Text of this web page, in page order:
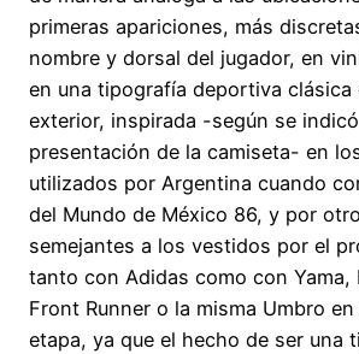
primeras apariciones, más
nombre y dorsal del jugador, en
en una tipografía deportiva clásica
exterior, inspirada -según se
presentación de la camiseta- en
utilizados por Argentina cuando
del Mundo de México 86, y por
semejantes a los vestidos por el
tanto con Adidas como con Yama,
Front Runner o la misma Umbro
etapa, ya que el hecho de ser una